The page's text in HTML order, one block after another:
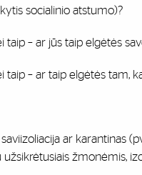
socialinio atstumo)?
taip – ar jūs taip elgėtės
taip – ar taip elgėtės tam,
saviizoliacija ar karantinas
užsikrėtusiais žmonėmis,